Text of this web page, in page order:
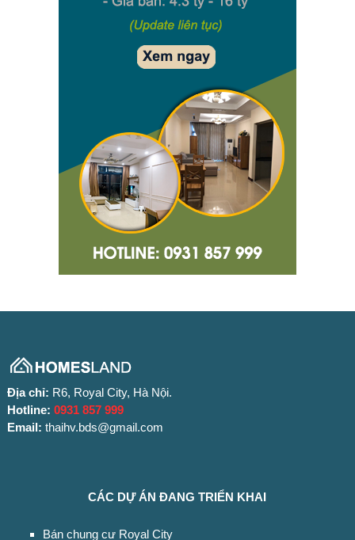
Địa chỉ: R6, Royal City, Hà Nội.
Hotline: 0931 857 999
Email: thaihv.bds@gmail.com
CÁC DỰ ÁN ĐANG TRIỂN KHAI
Bán chung cư Royal City